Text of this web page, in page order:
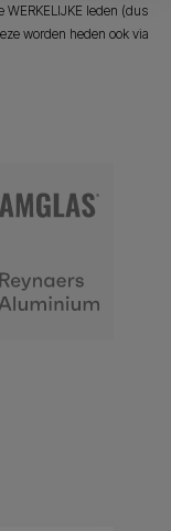
leden (dus
worden heden ook via